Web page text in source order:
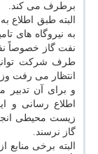
برطرف می کند.
البته طبق
به نیروگاه های
نفت گاز خصوصاً
طرف شرکت
انتظار می رفت
و برای آن
اطلاع رسانی و
زیست محیطی
گاز نرسند.
البته برخی